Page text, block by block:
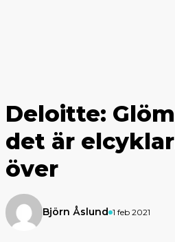
Deloitte:
det är
över
Björn Åslund 1 feb 2021